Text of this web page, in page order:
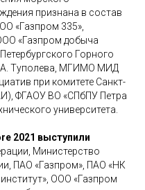
признана в состав
«Газпром 335»,
«Газпром добыча
Горного
А. Туполева, МГИМО МИД
при комитете Санкт-
ФГАОУ ВО «СПбПУ Петра
университета.
2021 выступили
Министерство
ПАО «Газпром», ПАО «НК
ООО «Газпром